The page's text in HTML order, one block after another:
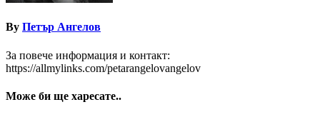
By Петър Ангелов
За повече информация и контакт:
https://allmylinks.com/petarangelovangelov
Може би ще харесате..